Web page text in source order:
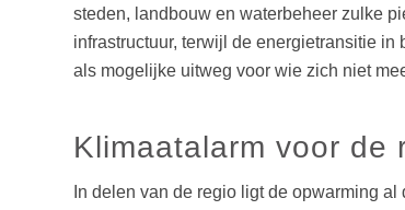
steden, landbouw en waterbeheer zulke
infrastructuur, terwijl de energietransitie
als mogelijke uitweg voor wie zich niet
Klimaatalarm voor de
In delen van de regio ligt de opwarming